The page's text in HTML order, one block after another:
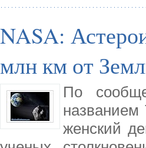
NASA:
млн км от
По
женский